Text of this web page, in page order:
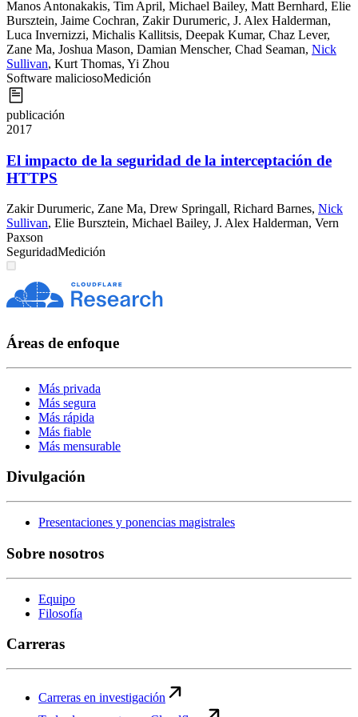
Manos Antonakakis, Tim April, Michael Bailey, Matt Bernhard, Elie
Bursztein, Jaime Cochran, Zakir Durumeric, J. Alex Halderman,
Luca Invernizzi, Michalis Kallitsis, Deepak Kumar, Chaz Lever,
Zane Ma, Joshua Mason, Damian Menscher, Chad Seaman, Nick
Sullivan, Kurt Thomas, Yi Zhou
Software maliciosoMedición
publicación
2017
El impacto de la seguridad de la interceptación de
HTTPS
Zakir Durumeric, Zane Ma, Drew Springall, Richard Barnes, Nick
Sullivan, Elie Bursztein, Michael Bailey, J. Alex Halderman, Vern
Paxson
SeguridadMedición
Áreas de enfoque
Más privada
Más segura
Más rápida
Más fiable
Más mensurable
Divulgación
Presentaciones y ponencias magistrales
Sobre nosotros
Equipo
Filosofía
Carreras
Carreras en investigación